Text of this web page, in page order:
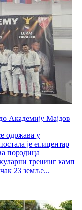
Академију Мајдов
одржава у
је епицентар
породица
тренинг камп
чак 23 земље...